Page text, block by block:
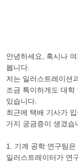
안녕하세요, 혹시나
봅니다.
저는 일러스트레이션
조금 특이하게도 대학
있습니다.
최근에 택배 기사가
가지 궁금증이 생겼습
1. 기계 공학 연구팀
일러스트레이터가 연